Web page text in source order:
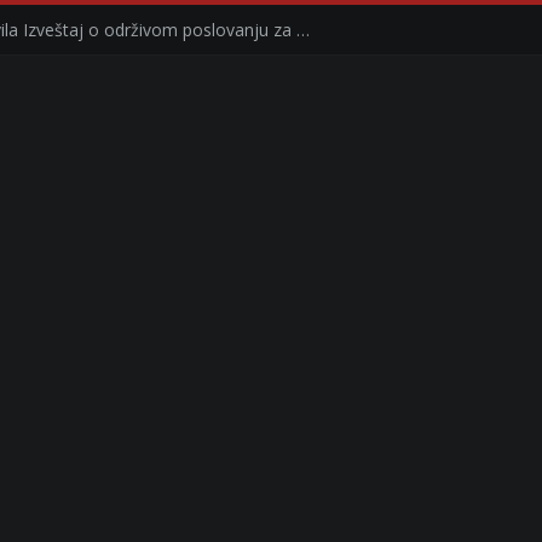
Kompanija Delez Srbija objavila Izveštaj o održivom poslovanju za 2025. godinu Briga o zajednici kroz program „Hrana za sve“ i edukaciju učenika